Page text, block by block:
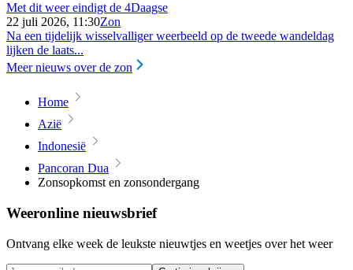
Met dit weer eindigt de 4Daagse
22 juli 2026, 11:30Zon
Na een tijdelijk wisselvalliger weerbeeld op de tweede wandeldag
lijken de laats...
Meer nieuws over de zon
Home
Azië
Indonesië
Pancoran Dua
Zonsopkomst en zonsondergang
Weeronline nieuwsbrief
Ontvang elke week de leukste nieuwtjes en weetjes over het weer